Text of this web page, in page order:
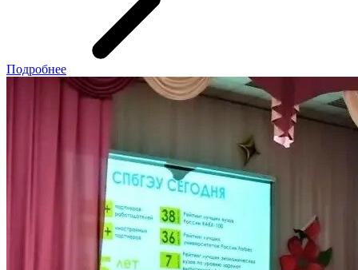
Подробнее